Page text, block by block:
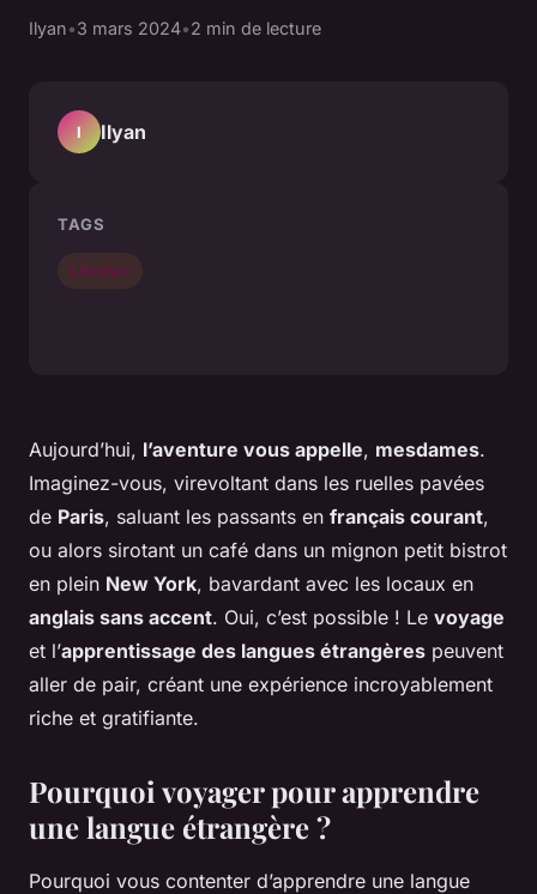
Ilyan•3 mars 2024•2 min de lecture
Aujourd’hui, l’aventure vous appelle, mesdames.
Imaginez-vous, virevoltant dans les ruelles pavées
de Paris, saluant les passants en français courant,
ou alors sirotant un café dans un mignon petit bistrot
en plein New York, bavardant avec les locaux en
anglais sans accent. Oui, c’est possible ! Le voyage
et l’apprentissage des langues étrangères peuvent
aller de pair, créant une expérience incroyablement
riche et gratifiante.
Pourquoi voyager pour apprendre
une langue étrangère ?
Pourquoi vous contenter d’apprendre une langue
I Ilyan
TAGS
Lifestyle